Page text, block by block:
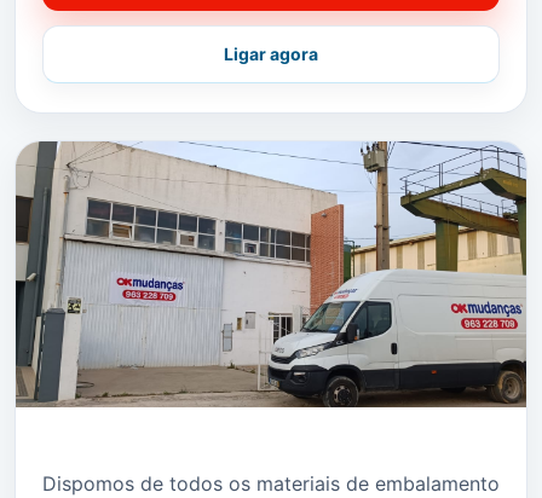
Ligar agora
Dispomos de todos os materiais de embalamento